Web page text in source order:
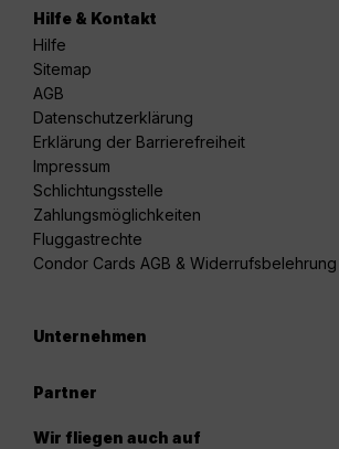
Hilfe & Kontakt
Hilfe
Sitemap
AGB
Datenschutzerklärung
Erklärung der Barrierefreiheit
Impressum
Schlichtungsstelle
Zahlungsmöglichkeiten
Fluggastrechte
Condor Cards AGB & Widerrufsbelehrung
Unternehmen
Partner
Wir fliegen auch auf